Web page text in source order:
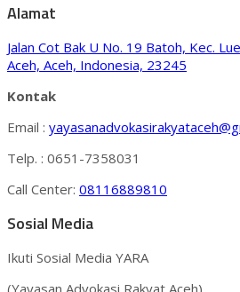
Alamat
Jalan Cot Bak U No. 19 Batoh, Kec.
Aceh, Aceh, Indonesia, 23245
Kontak
Email :
Telp. : 0651-7358031
Call Center: 08116889810
Sosial Media
Ikuti Sosial Media YARA